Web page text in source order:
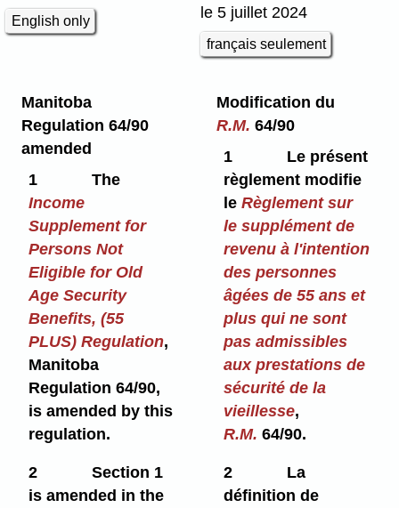
English only
le 5 juillet 2024
français seulement
Manitoba
Regulation 64/90
amended
1
The
Income
Supplement for
Persons Not
Eligible for Old
Age Security
Benefits, (55
PLUS) Regulation,
Manitoba
Regulation 64/90,
is amended by this
regulation.
Modification du
R.M. 64/90
1
Le présent
règlement modifie
leRèglement sur
le supplément de
revenu à l'intention
des personnes
âgées de 55 ans et
plus qui ne sont
pas admissibles
aux prestations de
sécurité de la
vieillesse,
R.M.64/90.
2
Section 1
is amended in the
2
La
définition de